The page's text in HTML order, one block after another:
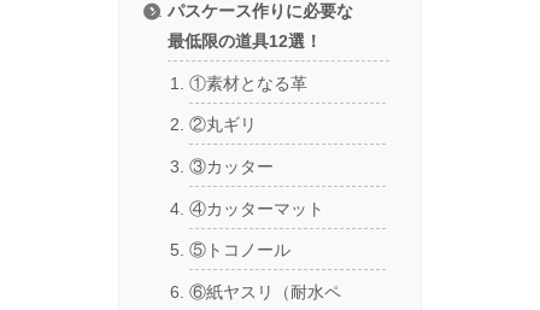
パスケース作りに必要な
最低限の道具12選！
①素材となる革
②丸ギリ
③カッター
④カッターマット
⑤トコノール
⑥紙ヤスリ（耐水ペ